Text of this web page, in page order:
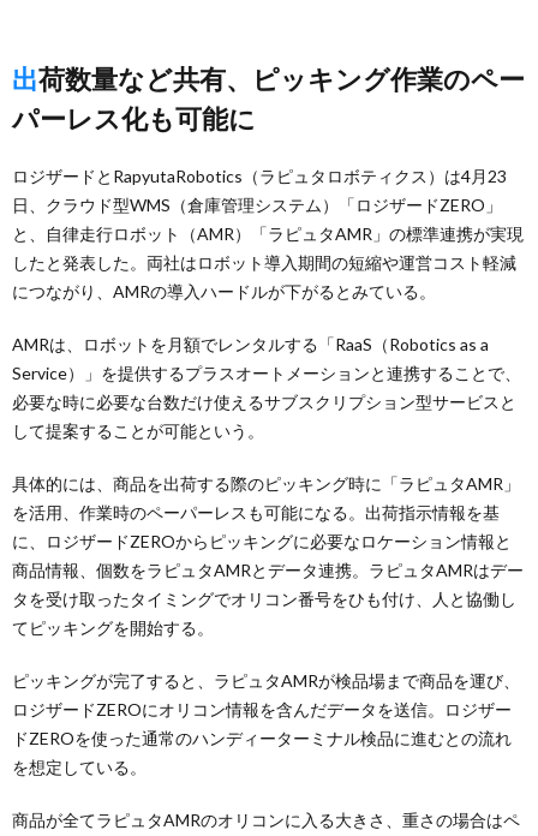
出荷数量など共有、ピッキング作業のペー
パーレス化も可能に
ロジザードとRapyutaRobotics（ラピュタロボティクス）は4月23
日、クラウド型WMS（倉庫管理システム）「ロジザードZERO」
と、自律走行ロボット（AMR）「ラピュタAMR」の標準連携が実現
したと発表した。両社はロボット導入期間の短縮や運営コスト軽減
につながり、AMRの導入ハードルが下がるとみている。
AMRは、ロボットを月額でレンタルする「RaaS（Robotics as a
Service）」を提供するプラスオートメーションと連携することで、
必要な時に必要な台数だけ使えるサブスクリプション型サービスと
して提案することが可能という。
具体的には、商品を出荷する際のピッキング時に「ラピュタAMR」
を活用、作業時のペーパーレスも可能になる。出荷指示情報を基
に、ロジザードZEROからピッキングに必要なロケーション情報と
商品情報、個数をラピュタAMRとデータ連携。ラピュタAMRはデー
タを受け取ったタイミングでオリコン番号をひも付け、人と協働し
てピッキングを開始する。
ピッキングが完了すると、ラピュタAMRが検品場まで商品を運び、
ロジザードZEROにオリコン情報を含んだデータを送信。ロジザー
ドZEROを使った通常のハンディーターミナル検品に進むとの流れ
を想定している。
商品が全てラピュタAMRのオリコンに入る大きさ、重さの場合はペ